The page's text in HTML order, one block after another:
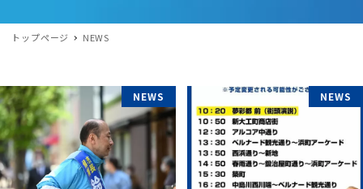
トップページ NEWS
NEWS NEWS